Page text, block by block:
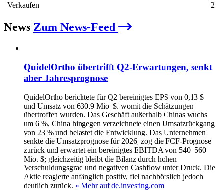
Verkaufen
2
News Zum News-Feed
QuidelOrtho übertrifft Q2‑Erwartungen, senkt
aber Jahresprognose
QuidelOrtho berichtete für Q2 bereinigtes EPS von 0,13 $
und Umsatz von 630,9 Mio. $, womit die Schätzungen
übertroffen wurden. Das Geschäft außerhalb Chinas wuchs
um 6 %, China hingegen verzeichnete einen Umsatzrückgang
von 23 % und belastet die Entwicklung. Das Unternehmen
senkte die Umsatzprognose für 2026, zog die FCF‑Prognose
zurück und erwartet ein bereinigtes EBITDA von 540–560
Mio. $; gleichzeitig bleibt die Bilanz durch hohen
Verschuldungsgrad und negativen Cashflow unter Druck. Die
Aktie reagierte anfänglich positiv, fiel nachbörslich jedoch
deutlich zurück. » Mehr auf de.investing.com